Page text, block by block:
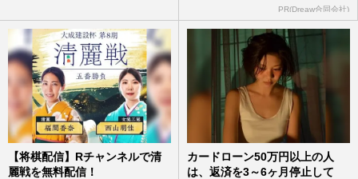
PR(Dreaw合同会社)
【将棋配信】Rチャンネルで清
麗戦を無料配信！
カードローン50万円以上の人
は、返済を3～6ヶ月停止して